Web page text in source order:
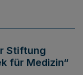
Stiftung
für Medizin“